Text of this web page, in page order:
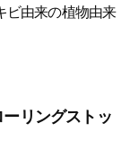
ビ由来の植物由来
リングストッ